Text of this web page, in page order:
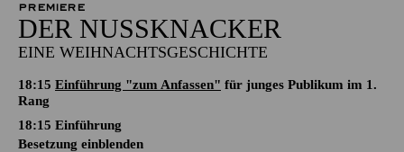
PREMIERE
DER NUSSKNACKER
EINE WEIHNACHTSGESCHICHTE
18:15 Einführung "zum Anfassen" für junges Publikum im 1.
Rang
18:15 Einführung
Besetzung einblenden